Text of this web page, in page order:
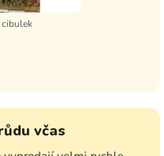
cibulek
včas